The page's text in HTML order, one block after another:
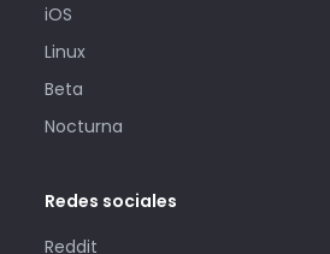
iOS
Linux
Beta
Nocturna
Redes sociales
Reddit